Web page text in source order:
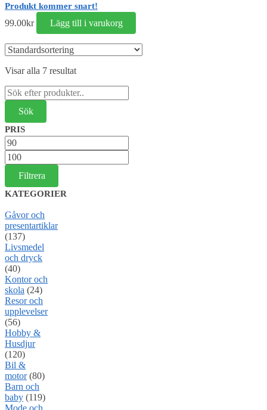
Produkt kommer snart!
99.00kr Lägg till i varukorg
Visar alla 7 resultat
Sök
efter:
PRIS
Min
pris
Max
pris
Filtrera
KATEGORIER
Gåvor och
presentartiklar
(137)
Livsmedel
och dryck
(40)
Kontor och
skola (24)
Resor och
upplevelser
(56)
Hobby &
Husdjur
(120)
Bil &
motor (80)
Barn och
baby (119)
Mode och